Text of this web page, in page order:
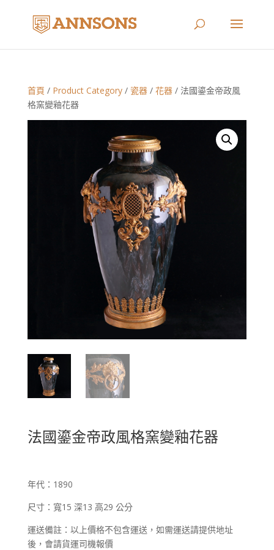
首頁 / Product Category/ 瓷器/ 花器/ 法國鎏金帝政風
格窯變釉花器
法國鎏金帝政風格窯變釉花器
年代：1890
尺寸：寬15 深13 高29 公分
運送備註：以上價格不包含運送，如需運送請提供地址
後，會請貨運司機報價